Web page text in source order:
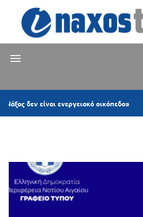
ενεργειακό οικόπεδο» 13 ώρες πριν